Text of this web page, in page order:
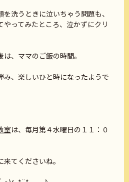
洗うときに泣いちゃう問題も、
ってみたところ、泣かずにクリ
、ママのご飯の時間。
み、楽しいひと時になったようで
室は、毎月第４水曜日の１１：０
てくださいね。